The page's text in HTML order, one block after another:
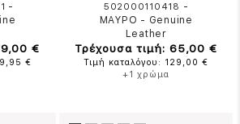
-
€
€
502000110418 -
ΜΑΥΡΟ - Genuine
Leather
Τρέχουσα τιμή: 65,00 €
Τιμή καταλόγου: 129,00 €
+1 χρώμα